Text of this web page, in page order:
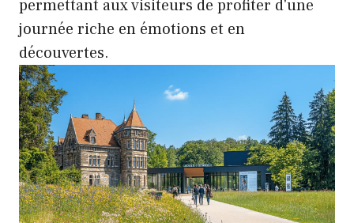
permettant aux visiteurs de profiter d'une
journée riche en émotions et en
découvertes.